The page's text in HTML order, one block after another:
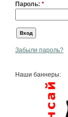
Пароль: *
Забыли пароль?
Наши баннеры: